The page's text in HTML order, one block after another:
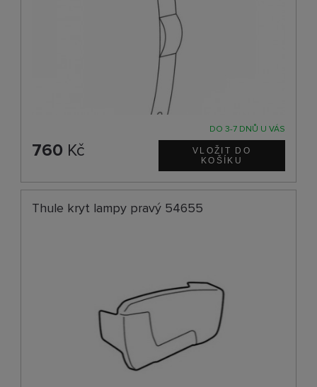
DO 3-7 DNŮ U VÁS
760 Kč
Thule kryt lampy pravý 54655